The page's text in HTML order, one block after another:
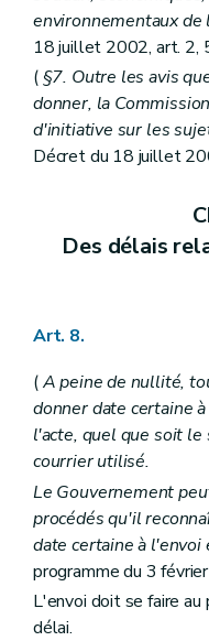
Art. 252
Titre (V–
Art. 236
Art. 237
Livre IV Des
Titre premier
Chapitre
Section
Section
Section
Art.
Section S
Section
Art.
Section
Art.
Section
Art.
Section
Art.
Section
Art.
Section
Art.
environnementaux de
18 juillet 2002, art. 2,
( §7. Outre les avis
donner, la
d'initiative sur les
Décret du 18 juillet
Des délais
Art. 8.
(A peine de nullité,
donner date certaine
l'acte, quel que soit
courrier utilisé.
Le Gouvernement
procédés qu'il
date certaine à l'envoi
programme du 3
L'envoi doit se faire
délai.